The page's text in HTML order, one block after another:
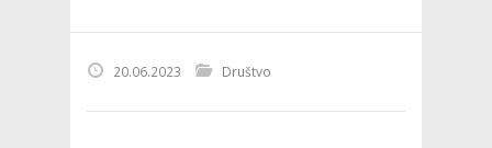
20.06.2023 Društvo